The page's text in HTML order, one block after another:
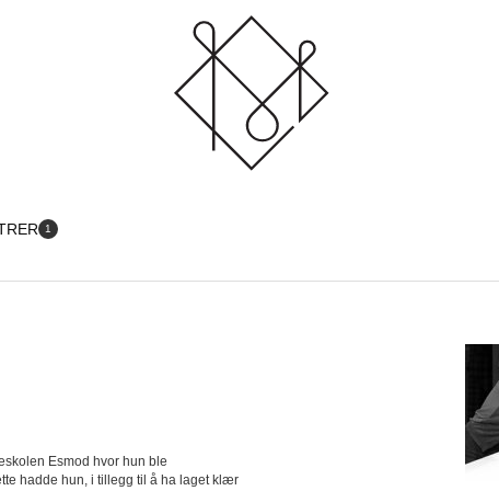
1
Esmod hvor hun ble
hadde hun, i tillegg til å ha laget klær